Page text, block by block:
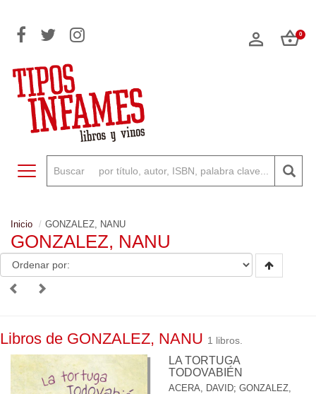
0
Toggle navigation
Inicio GONZALEZ, NANU
GONZALEZ, NANU
Libros de GONZALEZ, NANU 1 libros.
LA TORTUGA
TODOVABIÉN
ACERA, DAVID; GONZALEZ,